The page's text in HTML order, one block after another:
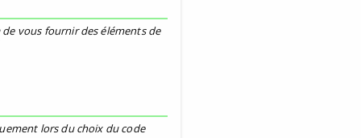
vous fournir des éléments de
lors du choix du code